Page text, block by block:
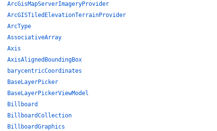
ArcGisMapServerImageryProvider
ArcGISTiledElevationTerrainProvider
ArcType
AssociativeArray
Axis
AxisAlignedBoundingBox
barycentricCoordinates
BaseLayerPicker
BaseLayerPickerViewModel
Billboard
BillboardCollection
BillboardGraphics